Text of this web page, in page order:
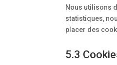
Nous utilisons
statistiques,
placer des
5.3